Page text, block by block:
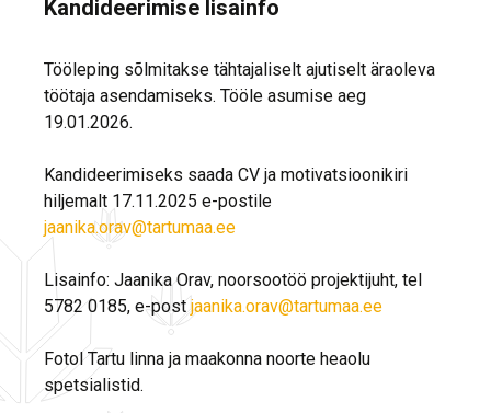
Kandideerimise lisainfo
Tööleping sõlmitakse tähtajaliselt ajutiselt äraoleva
töötaja asendamiseks. Tööle asumise aeg
19.01.2026.
Kandideerimiseks saada CV ja motivatsioonikiri
hiljemalt 17.11.2025 e-postile
jaanika.orav@tartumaa.ee
Lisainfo: Jaanika Orav, noorsootöö projektijuht, tel
5782 0185, e-postjaanika.orav@tartumaa.ee
Fotol Tartu linna ja maakonna noorte heaolu
spetsialistid.